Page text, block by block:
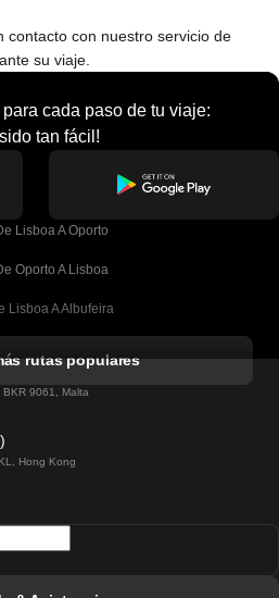
contacto con nuestro servicio de
su viaje.
cada paso de tu viaje:
tan fácil!
Lisboa A Oporto
Oporto A Lisboa
Lisboa A Albufeira
Lisboa A Lagos
Lisboa A Madrid
rutas populares
9061, Malta
Hong Kong